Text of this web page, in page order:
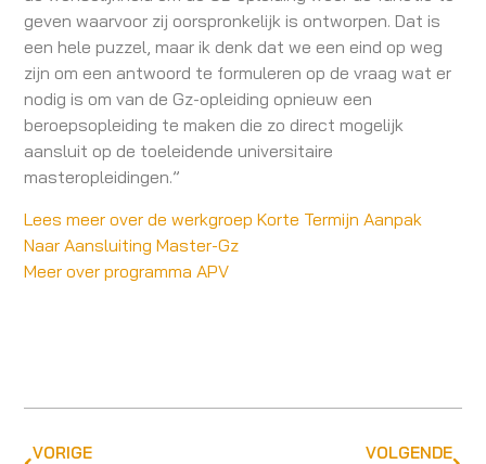
geven waarvoor zij oorspronkelijk is ontworpen. Dat is
een hele puzzel, maar ik denk dat we een eind op weg
zijn om een antwoord te formuleren op de vraag wat er
nodig is om van de Gz-opleiding opnieuw een
beroepsopleiding te maken die zo direct mogelijk
aansluit op de toeleidende universitaire
masteropleidingen.”
Lees meer over de werkgroep Korte Termijn Aanpak
Naar Aansluiting Master-Gz
Meer over programma APV
VORIGE VOLGENDE